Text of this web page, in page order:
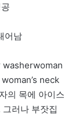
어남
washerwoman
neck
의 목에 아이스
러나 부잣집